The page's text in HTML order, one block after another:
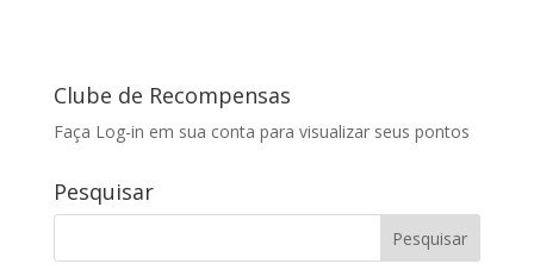
Clube de Recompensas
Faça Log-in em sua conta para visualizar seus pontos
Pesquisar